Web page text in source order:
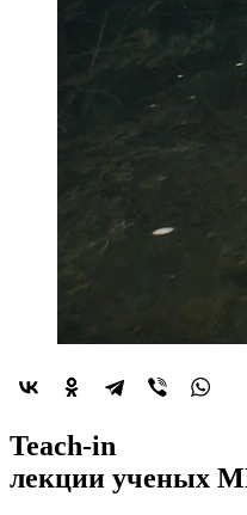
2022-й год
объявленгодом
Teach-in
лекции ученых